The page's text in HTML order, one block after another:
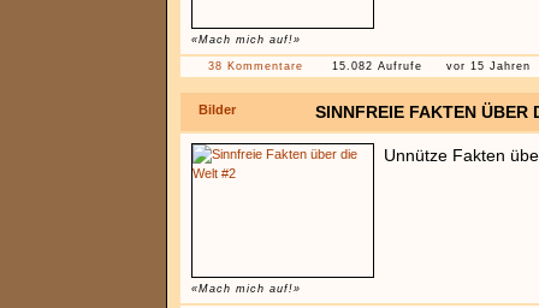
«Mach mich auf!»
38 Kommentare 15.082 Aufrufe vor 15 Jahren
Bilder SINNFREIE FAKTEN ÜBER
«Mach mich auf!»
Unnütze Fakten